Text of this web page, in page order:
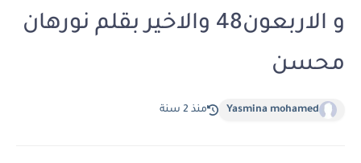
و الاربعون48 والاخير بقلم نورهان
محسن
Yasmina mohamed منذ 2 سنة